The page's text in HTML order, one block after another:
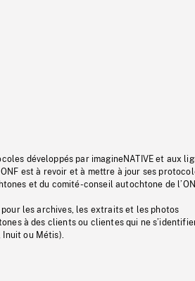
développés par imagineNATIVE et aux
est à revoir et à mettre à jour ses
et du comité-conseil autochtone de
les archives, les extraits et les photos
à des clients ou clientes qui ne
ou Métis).